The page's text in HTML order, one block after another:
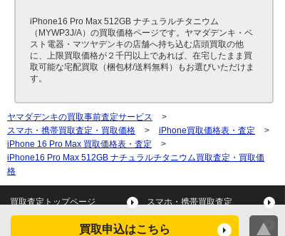
買取申込はこちら
iPhone16 Pro Max 512GB ナチュラルチタニウム
（MYWP3J/A）の買取価格ページです。ヤマダデンキ・ベ
スト電器・マツヤデンキの店舗へ持ち込む店頭買取の他
に、上限買取価格が２千円以上であれば、在宅したまま買
取可能な宅配買取（梱包材/送料無料）もお選びいただけま
す。
ヤマダデンキの買取事前査定サービス
>
スマホ・携帯買取査定・買取価格
> iPhone買取価格表・査定
>
iPhone 16 Pro Max 買取価格表・査定
>
iPhone16 Pro Max 512GB ナチュラルチタニウム買取査定・買取価
格
買取査定トップページ スマホ・携帯買取査定
タブレット買取査定 パソコン買取査定